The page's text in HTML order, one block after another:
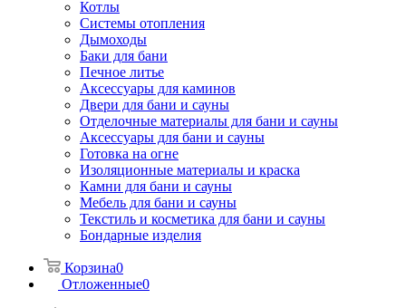
Котлы
Системы отопления
Дымоходы
Баки для бани
Печное литье
Аксессуары для каминов
Двери для бани и сауны
Отделочные материалы для бани и сауны
Аксессуары для бани и сауны
Готовка на огне
Изоляционные материалы и краска
Камни для бани и сауны
Мебель для бани и сауны
Текстиль и косметика для бани и сауны
Бондарные изделия
Корзина0
Отложенные0